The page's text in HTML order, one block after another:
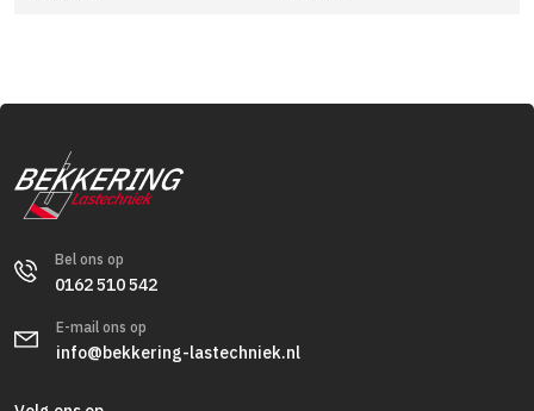
Bel ons op
0162 510 542
E-mail ons op
info@bekkering-lastechniek.nl